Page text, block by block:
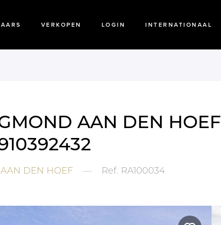
VERKOPEN LOGIN INTERNATIONAAL
AAN DEN
DEN HOEF — Ref. RA100034